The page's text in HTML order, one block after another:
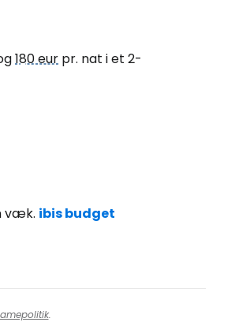
180 eur pr. nat i et 2-
væk. ibis budget
.